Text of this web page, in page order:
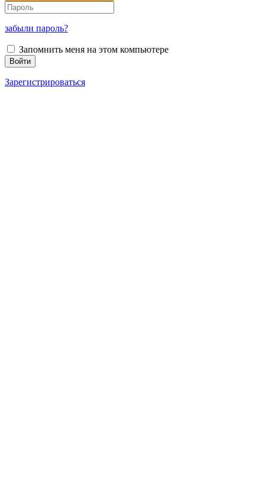
забыли пароль?
Запомнить меня на этом компьютере
Зарегистрироваться